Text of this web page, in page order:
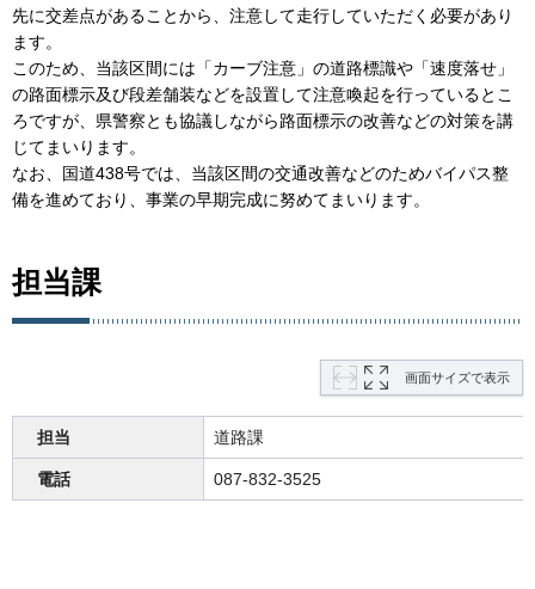
先に交差点があることから、注意して走行していただく必要があり
ます。
このため、当該区間には「カーブ注意」の道路標識や「速度落せ」
の路面標示及び段差舗装などを設置して注意喚起を行っているとこ
ろですが、県警察とも協議しながら路面標示の改善などの対策を講
じてまいります。
なお、国道438号では、当該区間の交通改善などのためバイパス整
備を進めており、事業の早期完成に努めてまいります。
担当課
画面サイズで表示
担当 道路課
電話 087-832-3525